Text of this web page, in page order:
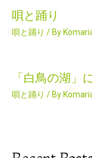
唄と踊り
唄と踊り / By
「白鳥の湖」
唄と踊り / By